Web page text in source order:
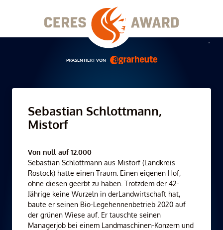
PRÄSENTIERT VON
Sebastian Schlottmann,
Mistorf
Von null auf 12.000
Sebastian Schlottmann aus Mistorf (Landkreis
Rostock) hatte einen Traum: Einen eigenen Hof,
ohne diesen geerbt zu haben. Trotzdem der 42-
Jährige keine Wurzeln in derLandwirtschaft hat,
baute er seinen Bio-Legehennenbetrieb 2020 auf
der grünen Wiese auf. Er tauschte seinen
Managerjob bei einem Landmaschinen-Konzern und